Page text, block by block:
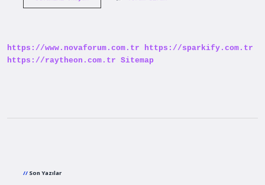
https://www.novaforum.com.tr
https://sparkify.com.tr
https://raytheon.com.tr Sitemap
Son Yazılar